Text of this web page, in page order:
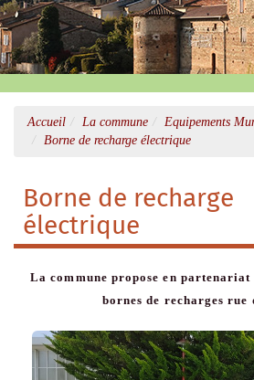
Accueil La commune
Equipements
Borne de recharge électrique
Borne de recharge
électrique
La commune propose en partenariat
bornes de recharges rue